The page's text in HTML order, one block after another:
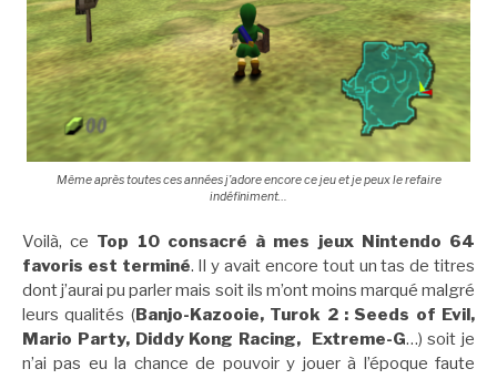
Même après toutes ces années j’adore encore ce jeu et je peux le refaire
indéfiniment…
Voilà, ce Top 10 consacré à mes jeux Nintendo 64
favoris est terminé. Il y avait encore tout un tas de titres
dont j’aurai pu parler mais soit ils m’ont moins marqué malgré
leurs qualités (Banjo-Kazooie, Turok 2 : Seeds of Evil,
Mario Party, Diddy Kong Racing, Extreme-G…) soit je
n’ai pas eu la chance de pouvoir y jouer à l’époque faute